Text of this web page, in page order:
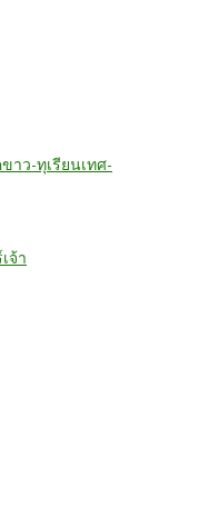
าว-ทุเรียนเทศ-
จ้า